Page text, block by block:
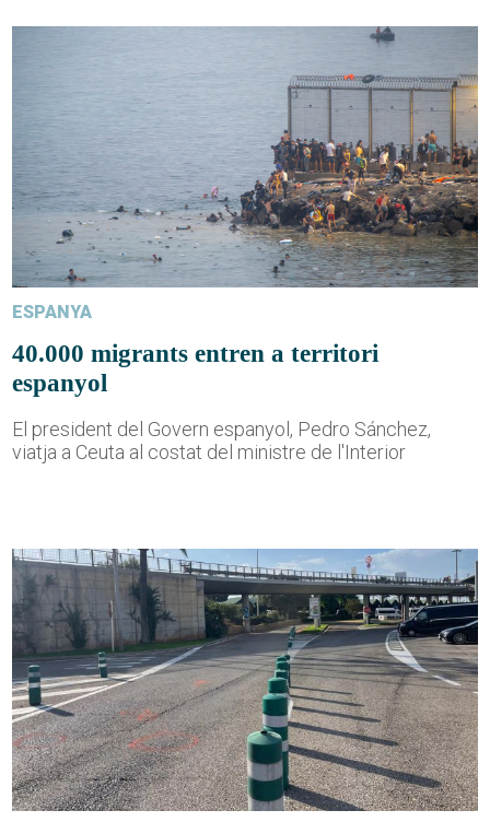
ESPANYA
40.000 migrants entren a territori
espanyol
El president del Govern espanyol, Pedro Sánchez,
viatja a Ceuta al costat del ministre de l'Interior